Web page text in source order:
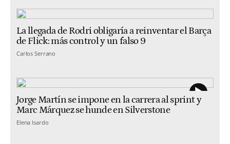
La llegada de Rodri obligaría a reinventar el Barça
de Flick: más control y un falso 9
Carlos Serrano
Jorge Martín se impone en la carrera al sprint y
Marc Márquez se hunde en Silverstone
Elena Isardo